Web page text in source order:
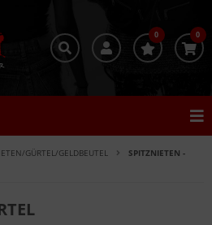
0 0
GÜRTEL/GELDBEUTEL
SPITZNIETEN -